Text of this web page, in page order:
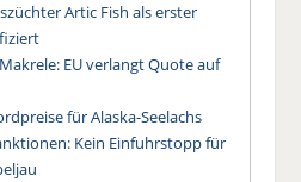
Artic Fish als erster
EU verlangt Quote auf
für Alaska-Seelachs
Kein Einfuhrstopp für